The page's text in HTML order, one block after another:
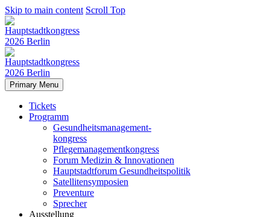
Skip to main content Scroll Top
Primary Menu
Tickets
Programm
Gesundheitsmanagement-
kongress
Pflegemanagementkongress
Forum Medizin & Innovationen
Hauptstadtforum Gesundheitspolitik
Satellitensymposien
Preventure
Sprecher
Ausstellung